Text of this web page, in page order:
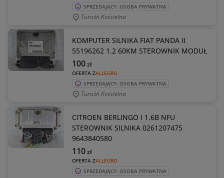
SPRZEDAJĄCY: OSOBA PRYWATNA
Turośń Kościelna
KOMPUTER SILNIKA FIAT PANDA II
55196262 1.2 60KM STEROWNIK MODUŁ
OFERTA ZALLEGRO
100zł
SPRZEDAJĄCY: OSOBA PRYWATNA
Turośń Kościelna
CITROEN BERLINGO I 1.6B NFU
STEROWNIK SILNIKA 0261207475
9643840580
OFERTA ZALLEGRO
110zł
SPRZEDAJĄCY: OSOBA PRYWATNA